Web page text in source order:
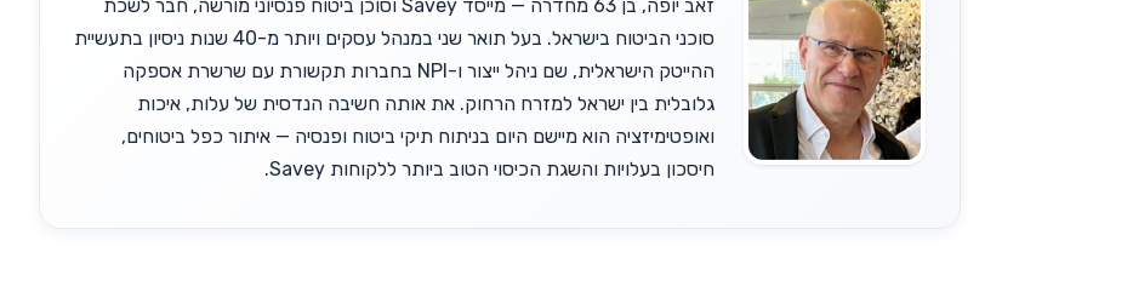
זאב יופה, בן 63 מחדרה — מייסד Savey וסוכן ביטוח פנסיוני מורשה, חבר לשכת
סוכני הביטוח בישראל. בעל תואר שני במנהל עסקים ויותר מ-40 שנות ניסיון בתעשיית
ההייטק הישראלית, שם ניהל ייצור ו-NPI בחברות תקשורת עם שרשרת אספקה
גלובלית בין ישראל למזרח הרחוק. את אותה חשיבה הנדסית של עלות, איכות
ואופטימיזציה הוא מיישם היום בניתוח תיקי ביטוח ופנסיה — איתור כפל ביטוחים,
חיסכון בעלויות והשגת הכיסוי הטוב ביותר ללקוחות Savey.